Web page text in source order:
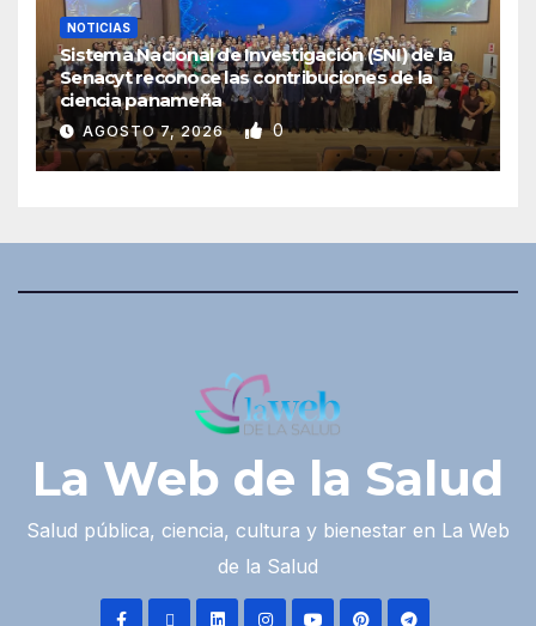
NOTICIAS
Sistema Nacional de Investigación (SNI) de la
Senacyt reconoce las contribuciones de la
ciencia panameña
AGOSTO 7, 2026 0
La Web de la Salud
Salud pública, ciencia, cultura y bienestar en La Web
de la Salud